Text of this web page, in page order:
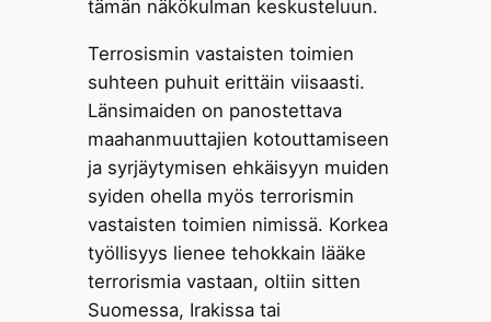
tämän näkökulman keskusteluun.
Terrosismin vastaisten toimien
suhteen puhuit erittäin viisaasti.
Länsimaiden on panostettava
maahanmuuttajien kotouttamiseen
ja syrjäytymisen ehkäisyyn muiden
syiden ohella myös terrorismin
vastaisten toimien nimissä. Korkea
työllisyys lienee tehokkain lääke
terrorismia vastaan, oltiin sitten
Suomessa, Irakissa tai